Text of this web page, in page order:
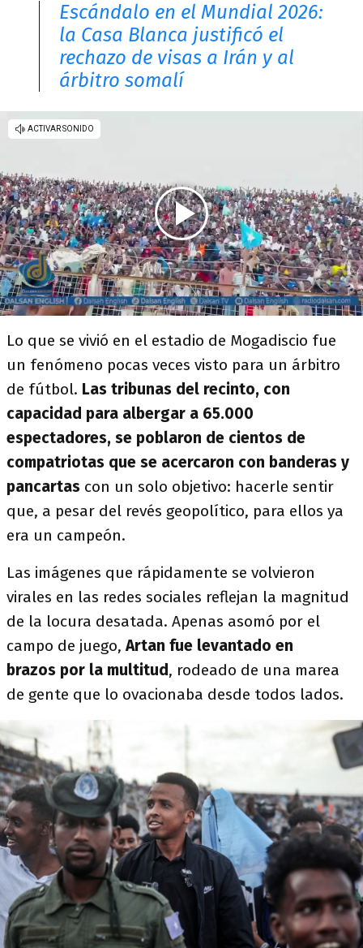
Escándalo en el Mundial 2026:
la Casa Blanca justificó el
rechazo de visas a Irán y al
árbitro somalí
Lo que se vivió en el estadio de Mogadiscio fue
un fenómeno pocas veces visto para un árbitro
de fútbol. Las tribunas del recinto, con
capacidad para albergar a 65.000
espectadores, se poblaron de cientos de
compatriotas que se acercaron con banderas y
pancartas con un solo objetivo: hacerle sentir
que, a pesar del revés geopolítico, para ellos ya
era un campeón.
Las imágenes que rápidamente se volvieron
virales en las redes sociales reflejan la magnitud
de la locura desatada. Apenas asomó por el
campo de juego,Artan fue levantado en
brazos por la multitud, rodeado de una marea
de gente que lo ovacionaba desde todos lados.